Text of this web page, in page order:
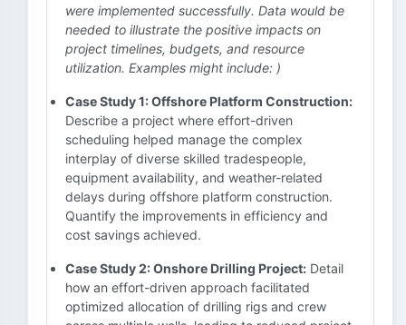
were implemented successfully. Data would be
needed to illustrate the positive impacts on
project timelines, budgets, and resource
utilization. Examples might include: )
Case Study 1: Offshore Platform Construction:
Describe a project where effort-driven
scheduling helped manage the complex
interplay of diverse skilled tradespeople,
equipment availability, and weather-related
delays during offshore platform construction.
Quantify the improvements in efficiency and
cost savings achieved.
Case Study 2: Onshore Drilling Project: Detail
how an effort-driven approach facilitated
optimized allocation of drilling rigs and crew